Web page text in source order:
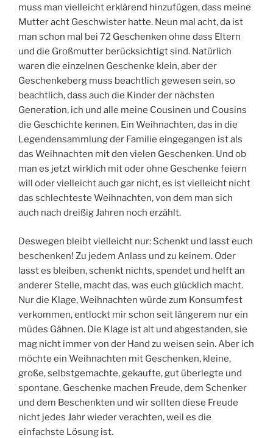
muss man vielleicht erklärend hinzufügen, dass meine
Mutter acht Geschwister hatte. Neun mal acht, da ist
man schon mal bei 72 Geschenken ohne dass Eltern
und die Großmutter berücksichtigt sind. Natürlich
waren die einzelnen Geschenke klein, aber der
Geschenkeberg muss beachtlich gewesen sein, so
beachtlich, dass auch die Kinder der nächsten
Generation, ich und alle meine Cousinen und Cousins
die Geschichte kennen. Ein Weihnachten, das in die
Legendensammlung der Familie eingegangen ist als
das Weihnachten mit den vielen Geschenken. Und ob
man es jetzt wirklich mit oder ohne Geschenke feiern
will oder vielleicht auch gar nicht, es ist vielleicht nicht
das schlechteste Weihnachten, von dem man sich
auch nach dreißig Jahren noch erzählt.
Deswegen bleibt vielleicht nur: Schenkt und lasst euch
beschenken! Zu jedem Anlass und zu keinem. Oder
lasst es bleiben, schenkt nichts, spendet und helft an
anderer Stelle, macht das, was euch glücklich macht.
Nur die Klage, Weihnachten würde zum Konsumfest
verkommen, entlockt mir schon seit längerem nur ein
müdes Gähnen. Die Klage ist alt und abgestanden, sie
mag nicht immer von der Hand zu weisen sein. Aber ich
möchte ein Weihnachten mit Geschenken, kleine,
große, selbstgemachte, gekaufte, gut überlegte und
spontane. Geschenke machen Freude, dem Schenker
und dem Beschenkten und wir sollten diese Freude
nicht jedes Jahr wieder verachten, weil es die
einfachste Lösung ist.